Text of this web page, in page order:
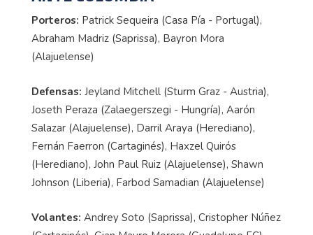
Porteros: Patrick Sequeira (Casa Pía - Portugal),
Abraham Madriz (Saprissa), Bayron Mora
(Alajuelense)
Defensas: Jeyland Mitchell (Sturm Graz - Austria),
Joseth Peraza (Zalaegerszegi - Hungría), Aarón
Salazar (Alajuelense), Darril Araya (Herediano),
Fernán Faerron (Cartaginés), Haxzel Quirós
(Herediano), John Paul Ruiz (Alajuelense), Shawn
Johnson (Liberia), Farbod Samadian (Alajuelense)
Volantes: Andrey Soto (Saprissa), Cristopher Núñez